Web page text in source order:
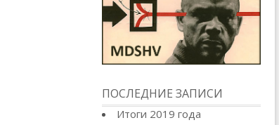
ПОСЛЕДНИЕ ЗАПИСИ
Итоги 2019 года